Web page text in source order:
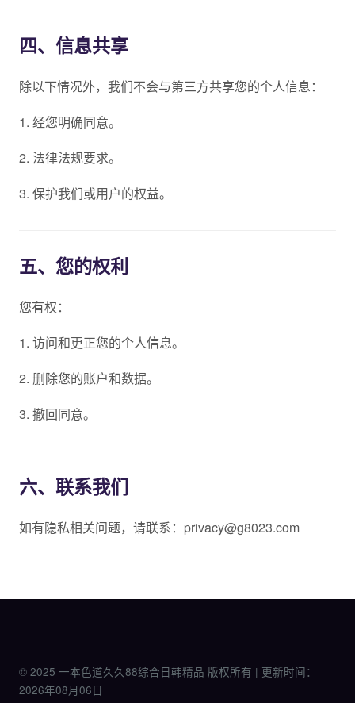
四、信息共享
除以下情况外，我们不会与第三方共享您的个人信息：
1. 经您明确同意。
2. 法律法规要求。
3. 保护我们或用户的权益。
五、您的权利
您有权：
1. 访问和更正您的个人信息。
2. 删除您的账户和数据。
3. 撤回同意。
六、联系我们
如有隐私相关问题，请联系：privacy@g8023.com
© 2025 一本色道久久88综合日韩精品 版权所有 | 更新时间：
2026年08月06日